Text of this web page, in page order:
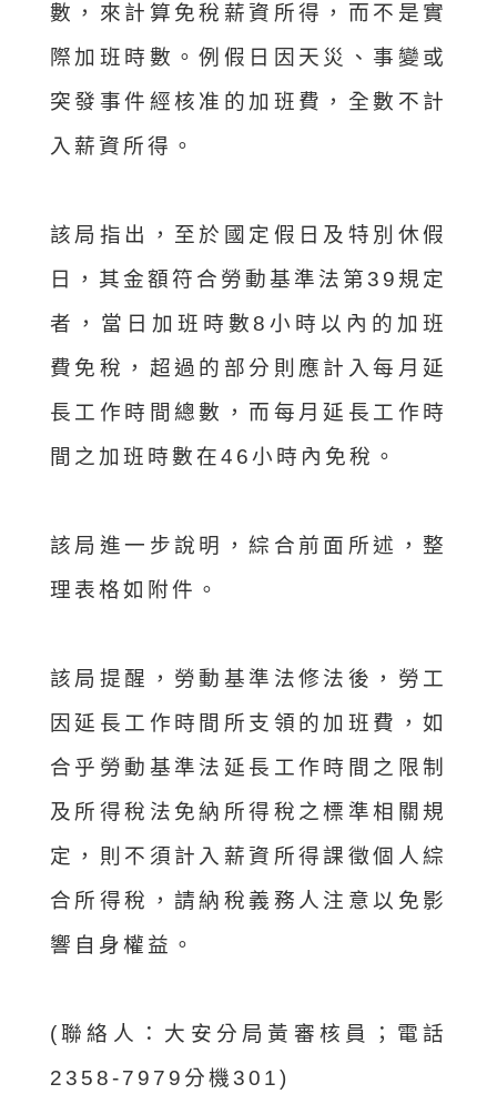
數，來計算免稅薪資所得，而不是實
際加班時數。例假日因天災、事變或
突發事件經核准的加班費，全數不計
入薪資所得。
該局指出，至於國定假日及特別休假
日，其金額符合勞動基準法第39規定
者，當日加班時數8小時以內的加班
費免稅，超過的部分則應計入每月延
長工作時間總數，而每月延長工作時
間之加班時數在46小時內免稅。
該局進一步說明，綜合前面所述，整
理表格如附件。
該局提醒，勞動基準法修法後，勞工
因延長工作時間所支領的加班費，如
合乎勞動基準法延長工作時間之限制
及所得稅法免納所得稅之標準相關規
定，則不須計入薪資所得課徵個人綜
合所得稅，請納稅義務人注意以免影
響自身權益。
(聯絡人：大安分局黃審核員；電話
2358-7979分機301)